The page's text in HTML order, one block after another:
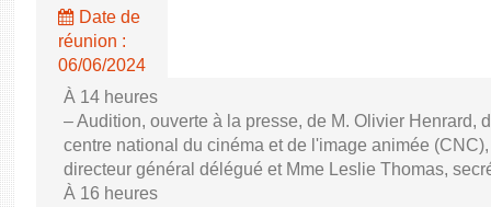
Date de
réunion :
06/06/2024
À 14 heures
– Audition, ouverte à la presse, de M. Olivier Henrard,
centre national du cinéma et de l'image animée
directeur général délégué et Mme Leslie Thomas,
À 16 heures